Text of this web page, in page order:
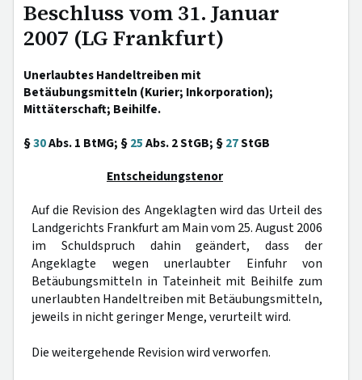
Beschluss vom 31. Januar
2007 (LG Frankfurt)
Unerlaubtes Handeltreiben mit
Betäubungsmitteln (Kurier; Inkorporation);
Mittäterschaft; Beihilfe.
§30Abs. 1 BtMG; §25Abs. 2 StGB; §27StGB
Entscheidungstenor
Auf die Revision des Angeklagten wird das Urteil des
Landgerichts Frankfurt am Main vom 25. August 2006
im Schuldspruch dahin geändert, dass der
Angeklagte wegen unerlaubter Einfuhr von
Betäubungsmitteln in Tateinheit mit Beihilfe zum
unerlaubten Handeltreiben mit Betäubungsmitteln,
jeweils in nicht geringer Menge, verurteilt wird.
Die weitergehende Revision wird verworfen.